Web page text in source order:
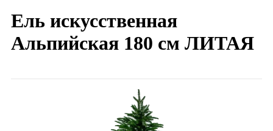
Ель искусственная
Альпийская 180 см ЛИТАЯ